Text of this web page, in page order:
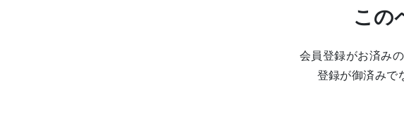
この
会員登録がお済み
登録が御済みで